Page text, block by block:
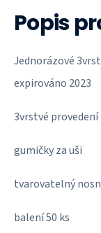
Popis
Jednorázové
expirováno 2023
3vrstvé
gumičky za uši
tvarovatelný
balení 50 ks